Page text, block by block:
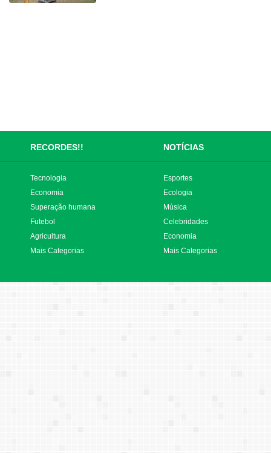
RECORDES!! NOTÍCIAS
Tecnologia
Economia
Superação humana
Futebol
Agricultura
Mais Categorias
Esportes
Ecologia
Música
Celebridades
Economia
Mais Categorias